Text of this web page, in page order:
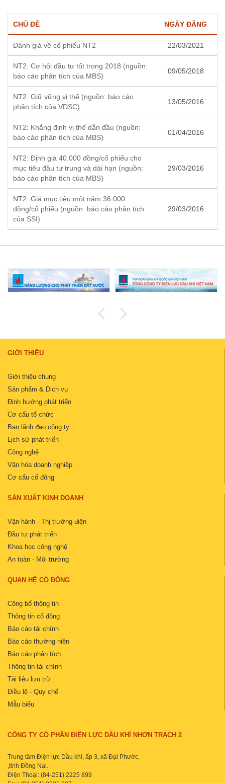
CHỦ ĐỀ NGÀY ĐĂNG
Đánh giá về cổ phiếu NT2 22/03/2021
NT2: Cơ hội đầu tư tốt trong 2018 (nguồn:
báo cáo phân tích của MBS)
09/05/2018
NT2: Giữ vững vị thế (nguồn: báo cáo
phân tích của VDSC)
13/05/2016
NT2: Khẳng định vị thế dẫn đầu (nguồn:
báo cáo phân tích của MBS)
01/04/2016
NT2: Định giá 40.000 đồng/cổ phiếu cho
mục tiêu đầu tư trung và dài hạn (nguồn:
báo cáo phân tích của MBS)
29/03/2016
NT2: Giá mục tiêu một năm 36.000
đồng/cổ phiếu (nguồn: báo cáo phân tích
của SSI)
29/03/2016
GIỚI THIỆU
Giới thiệu chung
Sản phẩm & Dịch vụ
Định hướng phát triển
Cơ cấu tổ chức
Ban lãnh đạo công ty
Lịch sử phát triển
Công nghệ
Văn hóa doanh nghiệp
Cơ cấu cổ đông
SẢN XUẤT KINH DOANH
Vận hành - Thị trường điện
Đầu tư phát triển
Khoa học công nghệ
An toàn - Môi trường
QUAN HỆ CỔ ĐÔNG
Công bố thông tin
Thông tin cổ đông
Báo cáo tài chính
Báo cáo thường niên
Báo cáo phân tích
Thông tin tài chính
Tài liệu lưu trữ
Điều lệ - Quy chế
Mẫu biểu
CÔNG TY CỔ PHẦN ĐIỆN LỰC DẦU KHÍ NHƠN TRẠCH 2
Trung tâm Điện lực Dầu khí, ấp 3, xã Đại Phước,
,tỉnh Đồng Nai.
Điện Thoại: (84-251) 2225 899